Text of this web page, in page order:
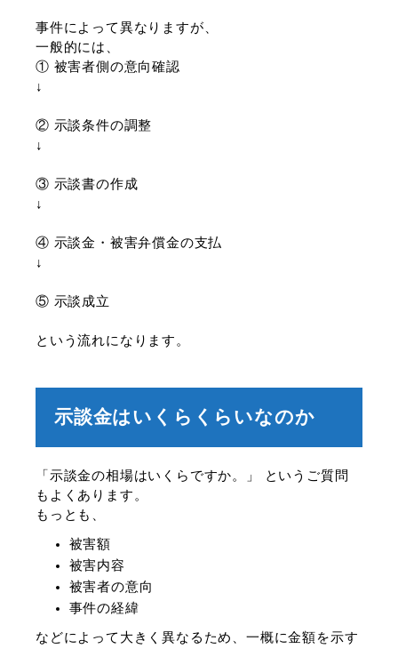
事件によって異なりますが、
一般的には、
① 被害者側の意向確認
↓
② 示談条件の調整
↓
③ 示談書の作成
↓
④ 示談金・被害弁償金の支払
↓
⑤ 示談成立
という流れになります。
示談金はいくらくらいなのか
「示談金の相場はいくらですか。」 というご質問
もよくあります。
もっとも、
被害額
被害内容
被害者の意向
事件の経緯
などによって大きく異なるため、一概に金額を示す